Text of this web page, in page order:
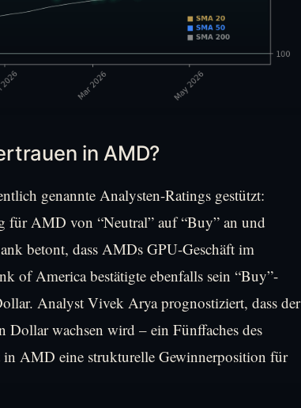
in AMD?
genannte Analysten-Ratings gestützt:
AMD von “Neutral” auf “Buy” an und
betont, dass AMDs GPU-Geschäft im
of America bestätigte ebenfalls sein “Buy”-
Analyst Vivek Arya prognostiziert, dass der
wachsen wird – ein Fünffaches des
AMD eine strukturelle Gewinnerposition für